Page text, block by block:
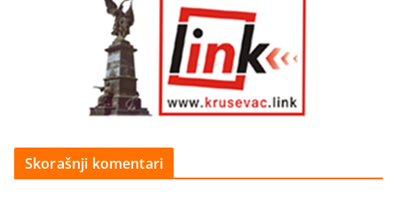
Skorašnji komentari